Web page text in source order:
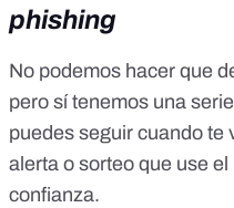
phishing
No podemos hacer que
pero sí tenemos una
puedes seguir cuando te
alerta o sorteo que use
confianza.